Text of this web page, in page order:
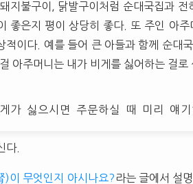
지불구이, 닭발구이처럼 순대국집과
좋은지 평이 상당히 좋다. 또 주인 아
적이다. 예를 들어 큰 아들과 함께 순대
아주머니는 내가 비게를 싫어하는 걸로
가 싫으시면 주문하실 때 미리 얘
다.
)이 무엇인지 아시나요? 라는 글에서 설